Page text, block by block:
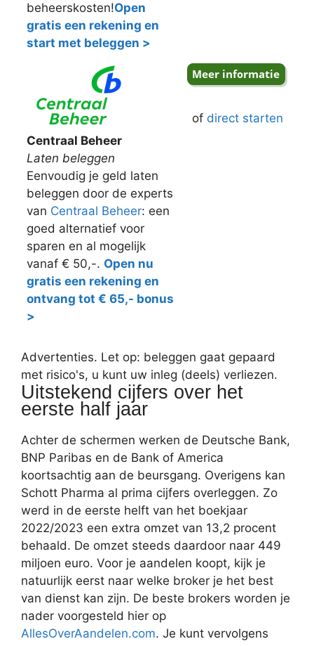
beheerskosten!Open
gratis een rekening en
start met beleggen >
Centraal Beheer
Laten beleggen
Eenvoudig je geld laten
beleggen door de experts
van Centraal Beheer: een
goed alternatief voor
sparen en al mogelijk
vanaf € 50,-. Open nu
gratis een rekening en
ontvang tot € 65,- bonus
>
of direct starten
Advertenties. Let op: beleggen gaat gepaard
met risico's, u kunt uw inleg (deels) verliezen.
Uitstekend cijfers over het
eerste half jaar
Achter de schermen werken de Deutsche Bank,
BNP Paribas en de Bank of America
koortsachtig aan de beursgang. Overigens kan
Schott Pharma al prima cijfers overleggen. Zo
werd in de eerste helft van het boekjaar
2022/2023 een extra omzet van 13,2 procent
behaald. De omzet steeds daardoor naar 449
miljoen euro. Voor je aandelen koopt, kijk je
natuurlijk eerst naar welke broker je het best
van dienst kan zijn. De beste brokers worden je
nader voorgesteld hier op
AllesOverAandelen.com. Je kunt vervolgens